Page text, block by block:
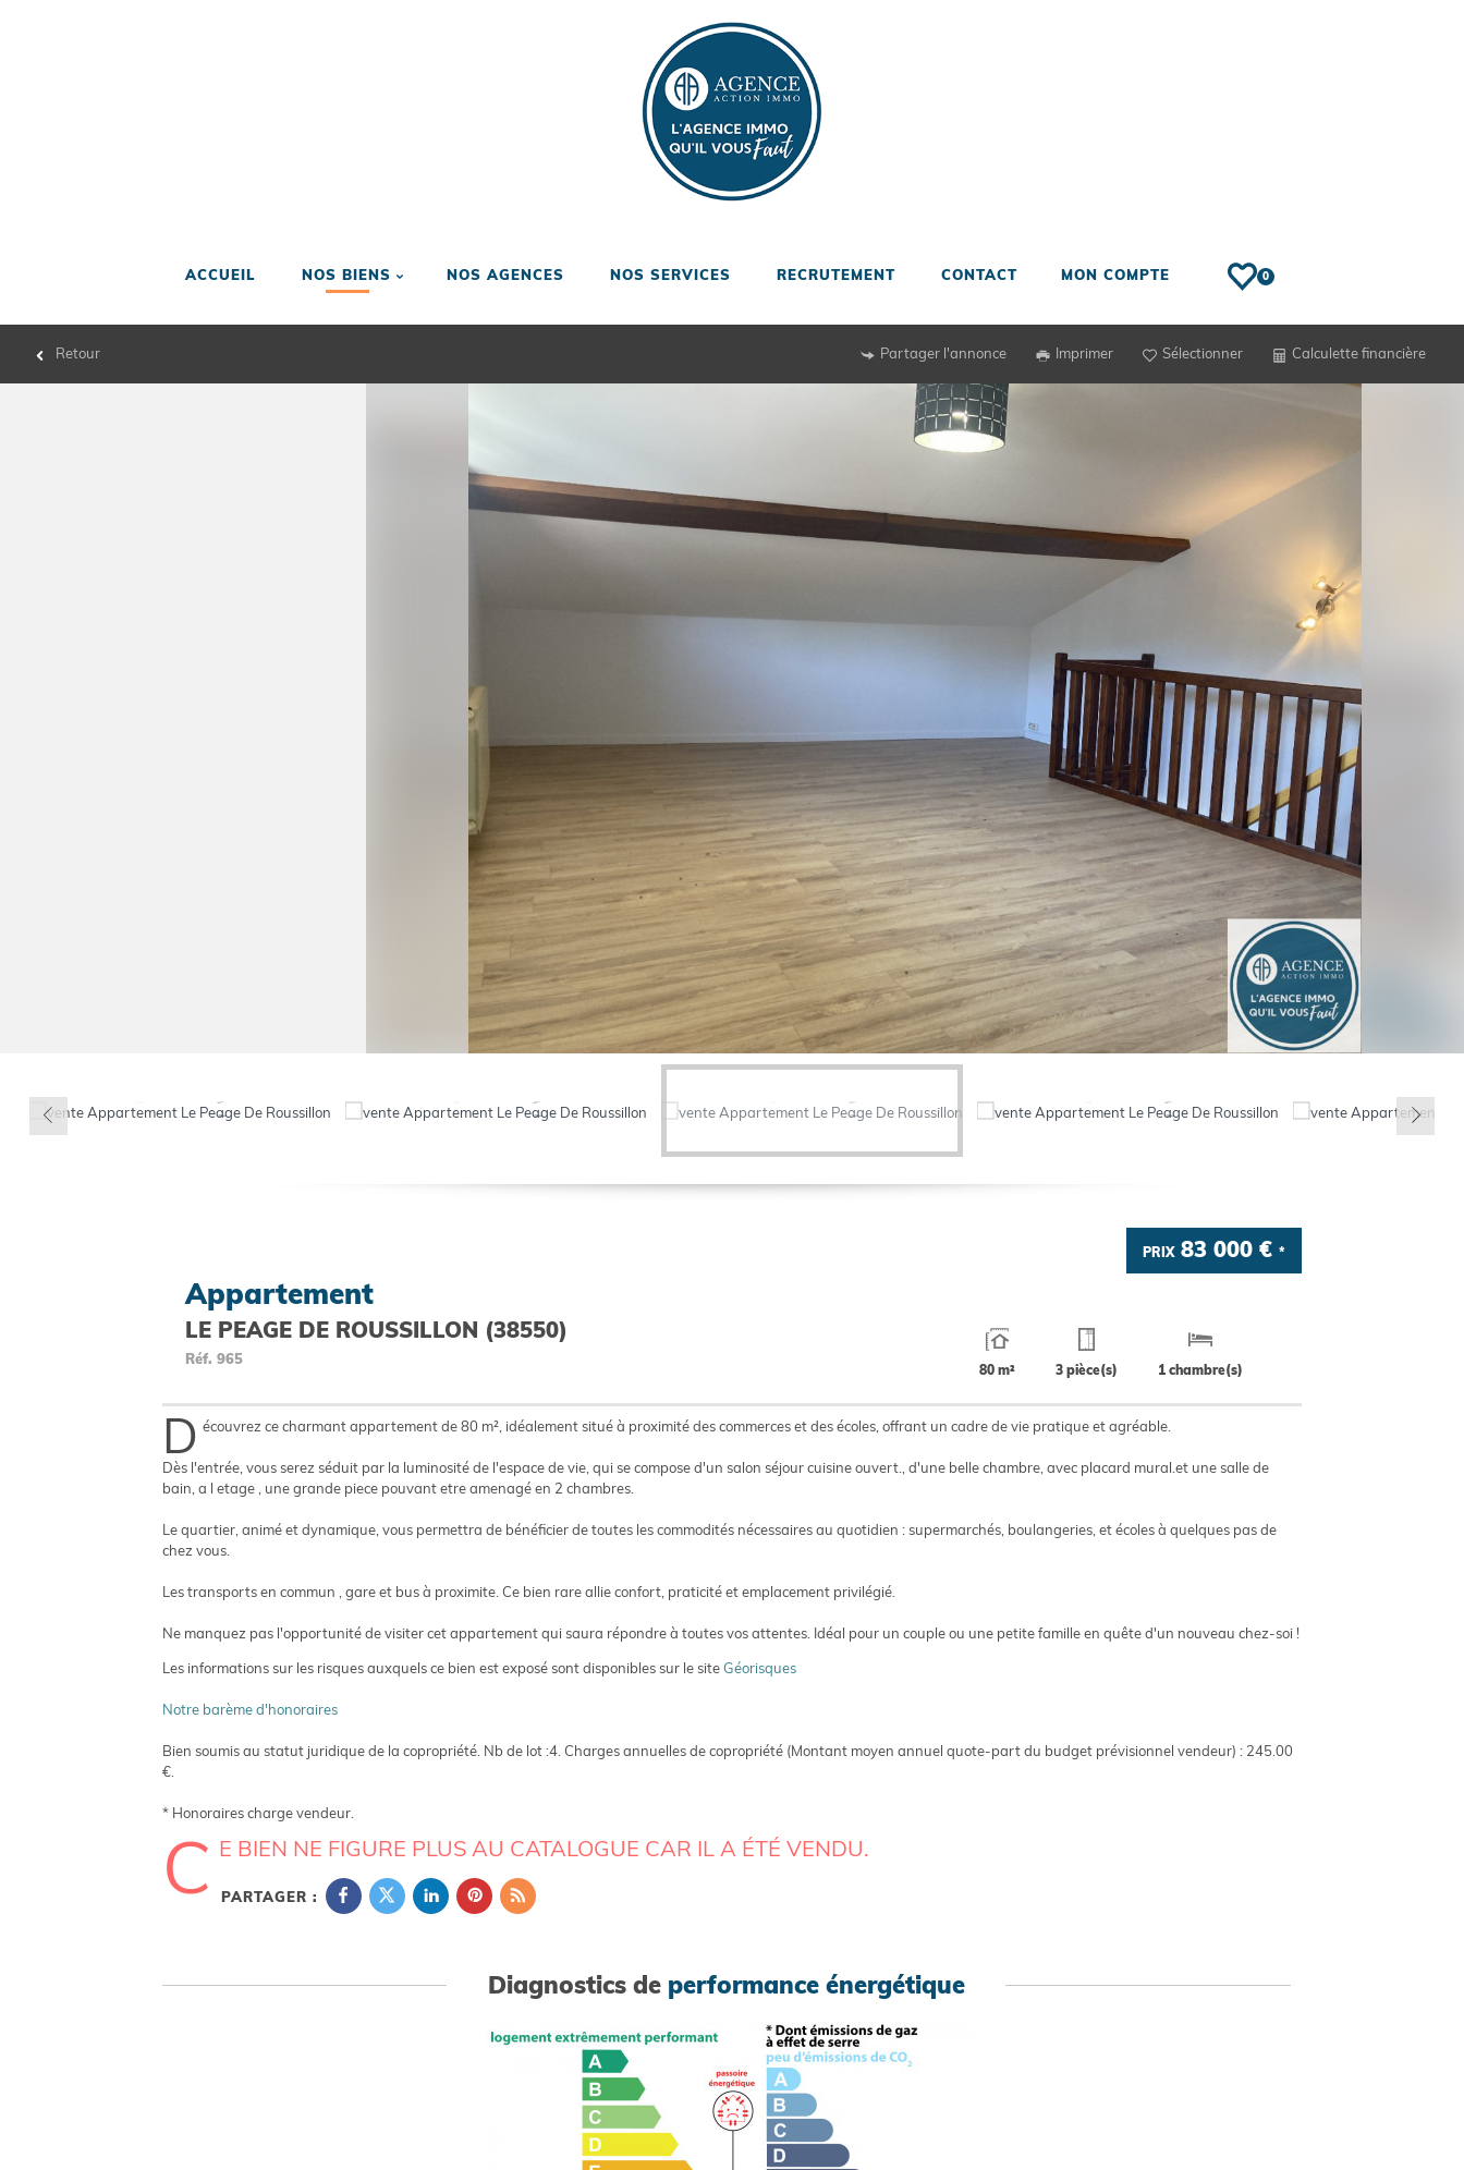
ACCUEIL NOS BIENS NOS AGENCES NOS SERVICES RECRUTEMENT CONTACT MON COMPTE 0
Retour Partager l'annonce Imprimer Sélectionner Calculette financière
PRIX83 000 €*
Appartement
LE PEAGE DE ROUSSILLON (38550)
Réf. 965
80 m² 3 pièce(s) 1 chambre(s)
D écouvrez ce charmant appartement de 80 m², idéalement situé à proximité des commerces et des écoles, offrant un cadre de vie pratique et agréable.
Dès l'entrée, vous serez séduit par la luminosité de l'espace de vie, qui se compose d'un salon séjour cuisine ouvert., d'une belle chambre, avec placard mural.et une salle de
bain, a l etage , une grande piece pouvant etre amenagé en 2 chambres.
Le quartier, animé et dynamique, vous permettra de bénéficier de toutes les commodités nécessaires au quotidien : supermarchés, boulangeries, et écoles à quelques pas de
chez vous.
Les transports en commun , gare et bus à proximite. Ce bien rare allie confort, praticité et emplacement privilégié.
Ne manquez pas l'opportunité de visiter cet appartement qui saura répondre à toutes vos attentes. Idéal pour un couple ou une petite famille en quête d'un nouveau chez-soi !
Les informations sur les risques auxquels ce bien est exposé sont disponibles sur le siteGéorisques
Notre barème d'honoraires
Bien soumis au statut juridique de la copropriété. Nb de lot :4. Charges annuelles de copropriété (Montant moyen annuel quote-part du budget prévisionnel vendeur) : 245.00
€.
* Honoraires charge vendeur.
C E BIEN NE FIGURE PLUS AU CATALOGUE CAR IL A ÉTÉ VENDU.
PARTAGER :
Diagnostics de performance énergétique